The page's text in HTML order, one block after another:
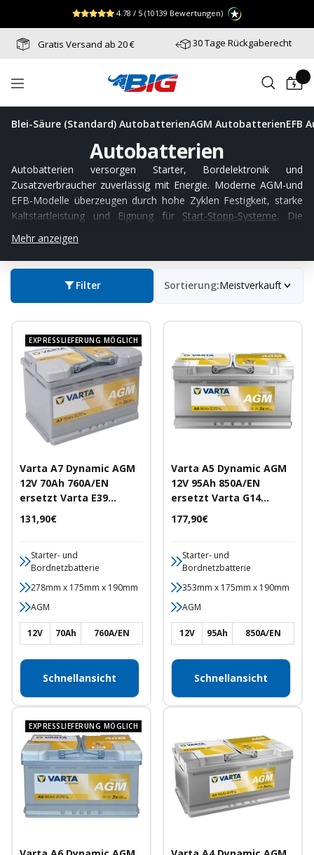
Zum Menü springen
Fußzeile springen
Barrierefreiheits-Widget öffnen
Inhalt
4.78 / 5 (10139 Bewertungen)
Gratis Versand ab 20 € 30 Tage Rückgaberecht
Navigation
Batterie-
Autobatterien
Blei-Säure (Standard) AutobatterienAGM AutobatterienEFB
Autobatterien versorgen Starter, Bordelektronik und
Zusatzverbraucher zuverlässig mit Energie. Moderne AGM-und
EFB-Modelle überzeugen durch hohe Zyklen Festigkeit, starke
Kaltstartleistung und Eignung für Start-Stopp-Systeme. Die
passende Kapazität richtet sich nach Fahrzeug und Ausstattung.
VonAutobatterien bis 50Ah
Autobatterien bis 70Ah,Autobatterien bis 80Ah,Autobatterien
. Jetzt passende Autobatterien auswählen und direkt
Mehr anzeigen
Filter Sortierung:Meistverkauft
EXPRESSLIEFERUNG MÖGLICH
Varta A7 Dynamic AGM
12V 70Ah 760A/EN
ersetzt Varta E39
Angebotspreis
131,90€
Starter- und
Bordnetzbatterie
278mm x 175mm x 190mm
AGM
12V 70Ah 760A/EN
Schnellansicht
Varta A5 Dynamic AGM
12V 95Ah 850A/EN
ersetzt Varta G14
Angebotspreis
177,90€
Starter- und
Bordnetzbatterie
353mm x 175mm x 190mm
AGM
12V 95Ah 850A/EN
Schnellansicht
EXPRESSLIEFERUNG MÖGLICH